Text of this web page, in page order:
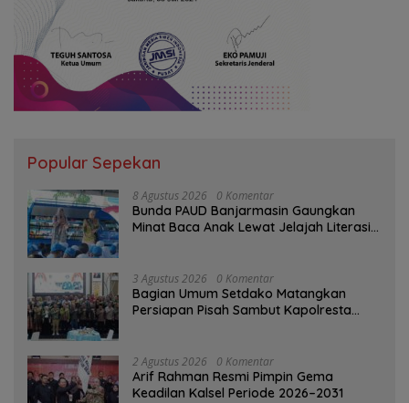
Popular Sepekan
8 Agustus 2026 0 Komentar
Bunda PAUD Banjarmasin Gaungkan
Minat Baca Anak Lewat Jelajah Literasi
3 Agustus 2026 0 Komentar
Bagian Umum Setdako Matangkan
Persiapan Pisah Sambut Kapolresta
2 Agustus 2026 0 Komentar
Arif Rahman Resmi Pimpin Gema
Keadilan Kalsel Periode 2026–2031